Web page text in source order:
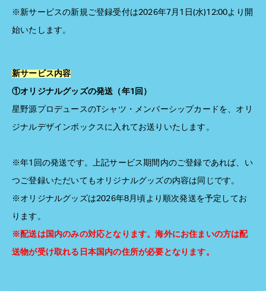
※新サービスの新規ご登録受付は2026年7月1日(水)12:00より開
始いたします。
新サービス内容
①オリジナルグッズの発送（年1回）
星野源プロデュースのTシャツ・メンバーシップカードを、オリ
ジナルデザインボックスに入れてお送りいたします。
※年1回の発送です。上記サービス期間内のご登録であれば、い
つご登録いただいてもオリジナルグッズの内容は同じです。
※オリジナルグッズは2026年8月頃より順次発送を予定してお
ります。
※配送は国内のみの対応となります。海外にお住まいの方は配
送物が受け取れる日本国内の住所が必要となります。